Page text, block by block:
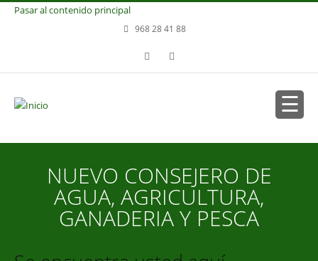
Pasar al contenido principal
968 28 41 88
NUEVO CONSEJERO DE
AGUA, AGRICULTURA,
GANADERIA Y PESCA